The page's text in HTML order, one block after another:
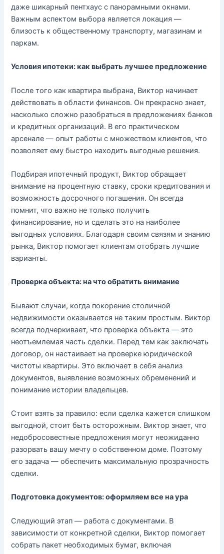
даже шикарный пентхаус с панорамными окнами.
Важным аспектом выбора является локация —
близость к общественному транспорту, магазинам и
паркам.
Условия ипотеки: как выбрать лучшее предложение
После того как квартира выбрана, Виктор начинает
действовать в области финансов. Он прекрасно знает,
насколько сложно разобраться в предложениях банков
и кредитных организаций. В его практическом
арсенале — опыт работы с множеством клиентов, что
позволяет ему быстро находить выгодные решения.
Подбирая ипотечный продукт, Виктор обращает
внимание на процентную ставку, сроки кредитования и
возможность досрочного погашения. Он всегда
помнит, что важно не только получить
финансирование, но и сделать это на наиболее
выгодных условиях. Благодаря своим связям и знанию
рынка, Виктор помогает клиентам отобрать лучшие
варианты.
Проверка объекта: на что обратить внимание
Бывают случаи, когда покорение столичной
недвижимости оказывается не таким простым. Виктор
всегда подчеркивает, что проверка объекта — это
неотъемлемая часть сделки. Перед тем как заключать
договор, он настаивает на проверке юридической
чистоты квартиры. Это включает в себя анализ
документов, выявление возможных обременений и
понимание истории владельцев.
Стоит взять за правило: если сделка кажется слишком
выгодной, стоит быть осторожным. Виктор знает, что
недобросовестные предложения могут неожиданно
разорвать вашу мечту о собственном доме. Поэтому
его задача — обеспечить максимальную прозрачность
сделки.
Подготовка документов: оформляем все на ура
Следующий этап — работа с документами. В
зависимости от конкретной сделки, Виктор помогает
собрать пакет необходимых бумаг, включая